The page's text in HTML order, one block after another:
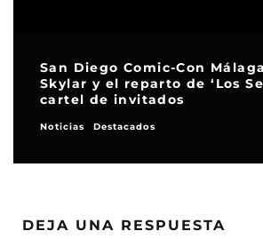
Series que son un
(LXXXVIII): «el sexo
‘Cochinas’, ‘Playmen’ y
El Filmeconomista
DEJA UNA RESPUESTA